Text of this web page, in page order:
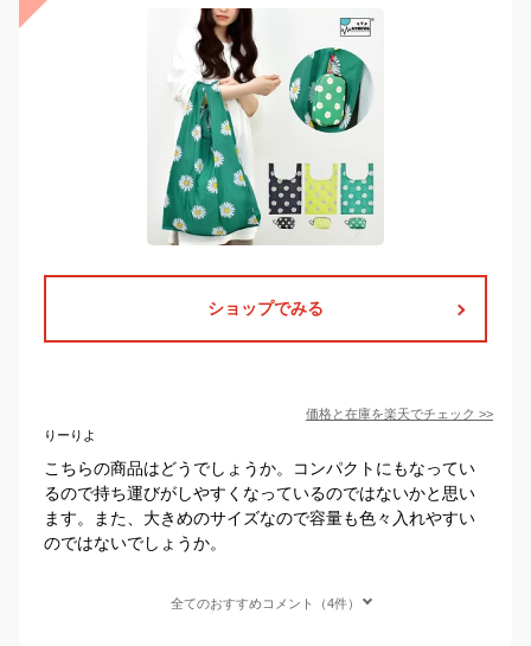
ショップでみる
価格と在庫を楽天でチェック >>
りーりよ
こちらの商品はどうでしょうか。コンパクトにもなってい
るので持ち運びがしやすくなっているのではないかと思い
ます。また、大きめのサイズなので容量も色々入れやすい
のではないでしょうか。
全てのおすすめコメント（4件）